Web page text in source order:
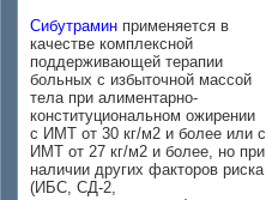
Сибутрамин применяется в
качестве комплексной
поддерживающей терапии
больных с избыточной массой
тела при алиментарно-
конституциональном ожирении
с ИМТ от 30 кг/м2 и более или с
ИМТ от 27 кг/м2 и более, но при
наличии других факторов риска
(ИБС, СД-2,